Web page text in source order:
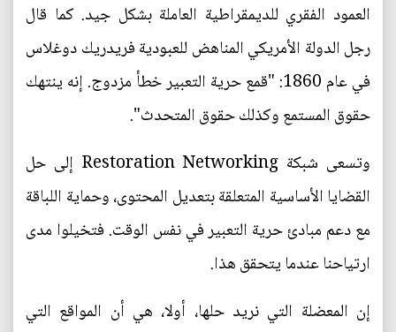
العمود الفقري للديمقراطية العاملة بشكل جيد. كما قال
رجل الدولة الأمريكي المناهض للعبودية فريدريك دوغلاس
في عام 1860: "قمع حرية التعبير خطأ مزدوج. إنه ينتهك
حقوق المستمع وكذلك حقوق المتحدث".
وتسعى شبكة Restoration Networking إلى حل
القضايا الأساسية المتعلقة بتعديل المحتوى، وحماية اللباقة
مع دعم مبادئ حرية التعبير في نفس الوقت. فتخيلوا مدى
ارتياحنا عندما يتحقق هذا.
إن المعضلة التي نريد حلها، أولا، هي أن المواقع التي